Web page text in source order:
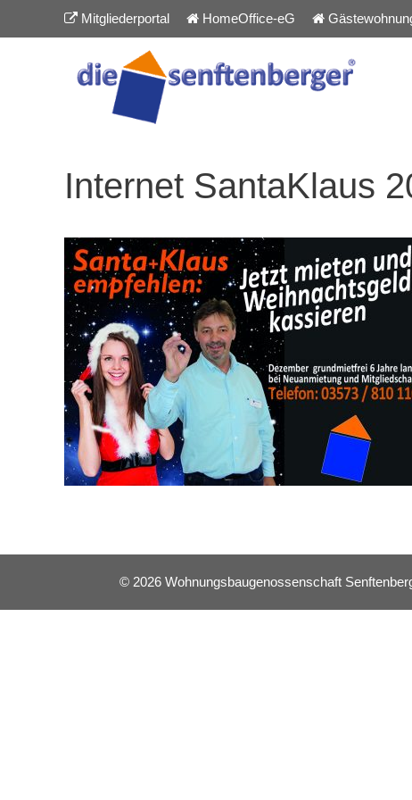
Mitgliederportal HomeOffice-eG
Internet SantaKlaus
© 2026 Wohnungsbaugenossenschaft